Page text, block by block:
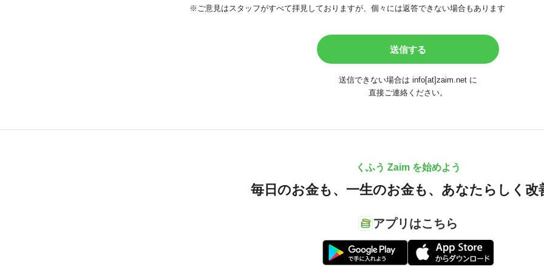
※ご意見はスタッフがすべて拝見しておりますが、個々には返答できない場合もあります
送信できない場合は info[at]zaim.net に
直接ご連絡ください。
くふう Zaim を始めよう
毎日のお金も、 一生のお金も、 あなたらしく改
アプリはこちら